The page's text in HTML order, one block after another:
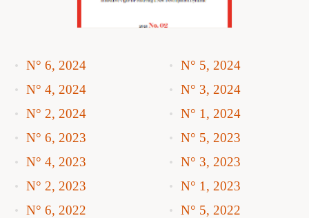
N° 6, 2024
N° 5, 2024
N° 4, 2024
N° 3, 2024
N° 2, 2024
N° 1, 2024
N° 6, 2023
N° 5, 2023
N° 4, 2023
N° 3, 2023
N° 2, 2023
N° 1, 2023
N° 6, 2022
N° 5, 2022